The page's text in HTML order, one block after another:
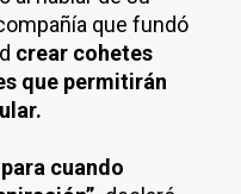
que fundó
crear cohetes
que permitirán
cuando